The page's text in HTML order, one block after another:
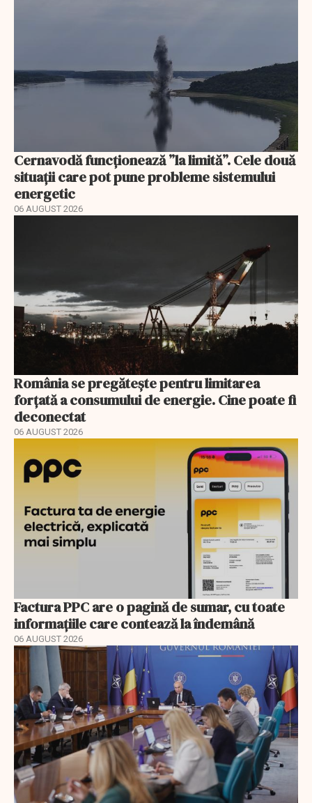
Cernavodă funcționează ”la limită”. Cele două
situații care pot pune probleme sistemului
energetic
06 AUGUST 2026
România se pregătește pentru limitarea
forțată a consumului de energie. Cine poate fi
deconectat
06 AUGUST 2026
Factura PPC are o pagină de sumar, cu toate
informațiile care contează la îndemână
06 AUGUST 2026